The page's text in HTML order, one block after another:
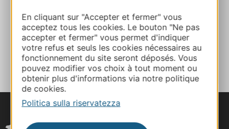
En cliquant sur "Accepter et fermer" vous
acceptez tous les cookies. Le bouton "Ne pas
accepter et fermer" vous permet d'indiquer
votre refus et seuls les cookies nécessaires au
fonctionnement du site seront déposés. Vous
pouvez modifier vos choix à tout moment ou
obtenir plus d'informations via notre politique
de cookies.
Politica sulla riservatezza
E-mail
AGGIUNGI
AL TACCUINO